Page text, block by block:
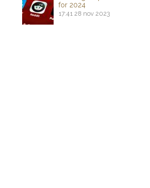
for 2024
17:41 28 nov 2023